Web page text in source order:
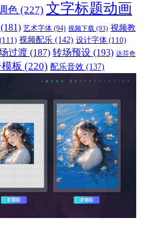
色 (227) 文字标题动画
(181) 艺术字体 (94) 视频下载 (93) 视频教
(111) 视频配乐 (142) 设计字体 (110)
过渡 (187) 转场预设 (193) 达芬奇
板 (220) 配乐音效 (137)